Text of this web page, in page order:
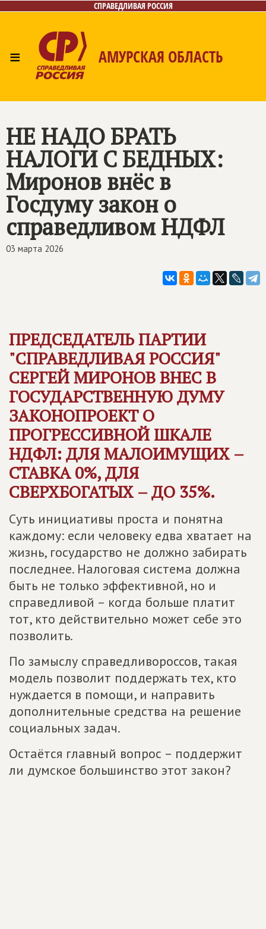
СПРАВЕДЛИВАЯ РОССИЯ
≡ АМУРСКАЯ ОБЛАСТЬ
Контакты
НЕ НАДО БРАТЬ
НАЛОГИ С БЕДНЫХ:
Миронов внёс в
Госдуму закон о
справедливом НДФЛ
03 марта 2026
ПРЕДСЕДАТЕЛЬ ПАРТИИ
"СПРАВЕДЛИВАЯ РОССИЯ"
СЕРГЕЙ МИРОНОВ ВНЕС В
ГОСУДАРСТВЕННУЮ ДУМУ
ЗАКОНОПРОЕКТ О
ПРОГРЕССИВНОЙ ШКАЛЕ
НДФЛ: ДЛЯ МАЛОИМУЩИХ –
СТАВКА 0%, ДЛЯ
СВЕРХБОГАТЫХ – ДО 35%.
Суть инициативы проста и понятна
каждому: если человеку едва хватает на
жизнь, государство не должно забирать
последнее. Налоговая система должна
быть не только эффективной, но и
справедливой – когда больше платит
тот, кто действительно может себе это
позволить.
По замыслу справедливороссов, такая
модель позволит поддержать тех, кто
нуждается в помощи, и направить
дополнительные средства на решение
социальных задач.
Остаётся главный вопрос – поддержит
ли думское большинство этот закон?